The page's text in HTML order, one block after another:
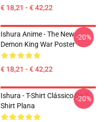
€ 18,21 - € 42,22
Ishura Anime - The New
Demon King War Poster
€ 18,21 - € 42,22
-20%
Ishura - T-Shirt Clássico De T-
Shirt Plana
-20%